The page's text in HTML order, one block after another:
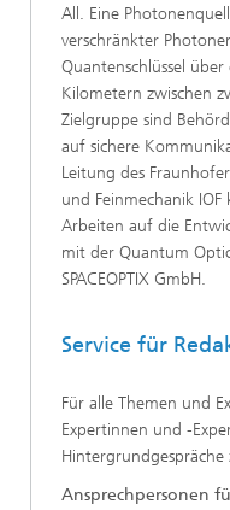
All. Eine
verschränkter
Quantenschlüssel
Kilometern zwischen
Zielgruppe sind
auf sichere
Leitung des
und Feinmechanik
Arbeiten auf die
mit der Quantum
SPACEOPTIX GmbH.
Service für
Für alle Themen und
Expertinnen und -
Ansprechpersonen